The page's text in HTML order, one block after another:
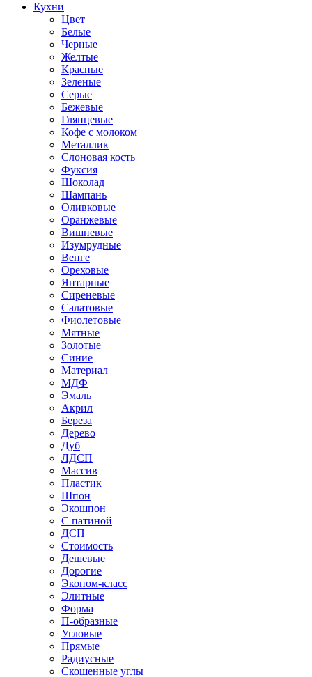
Кухни
Цвет
Белые
Черные
Желтые
Красные
Зеленые
Серые
Бежевые
Глянцевые
Кофе с молоком
Металлик
Слоновая кость
Фуксия
Шоколад
Шампань
Оливковые
Оранжевые
Вишневые
Изумрудные
Венге
Ореховые
Янтарные
Сиреневые
Салатовые
Фиолетовые
Мятные
Золотые
Синие
Материал
МДФ
Эмаль
Акрил
Береза
Дерево
Дуб
ЛДСП
Массив
Пластик
Шпон
Экошпон
С патиной
ДСП
Стоимость
Дешевые
Дорогие
Эконом-класс
Элитные
Форма
П-образные
Угловые
Прямые
Радиусные
Скошенные углы